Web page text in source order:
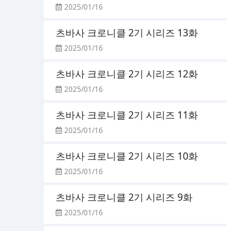
2025/01/16
츠바사 크로니클 2기 시리즈 13화
2025/01/16
츠바사 크로니클 2기 시리즈 12화
2025/01/16
츠바사 크로니클 2기 시리즈 11화
2025/01/16
츠바사 크로니클 2기 시리즈 10화
2025/01/16
츠바사 크로니클 2기 시리즈 9화
2025/01/16